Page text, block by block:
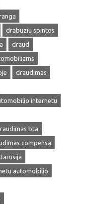
drabuziu spintos
draud
draudimas
internetu
bta
compensa
automobilio